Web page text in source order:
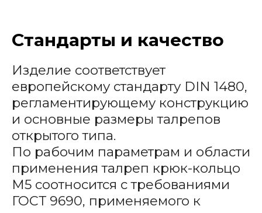
Стандарты и качество
Изделие соответствует
европейскому стандарту DIN 1480,
регламентирующему конструкцию
и основные размеры талрепов
открытого типа.
По рабочим параметрам и области
применения талреп крюк-кольцо
М5 соотносится с требованиями
ГОСТ 9690, применяемого к